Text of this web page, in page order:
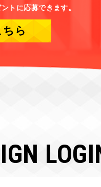
トに応募できます。
ら